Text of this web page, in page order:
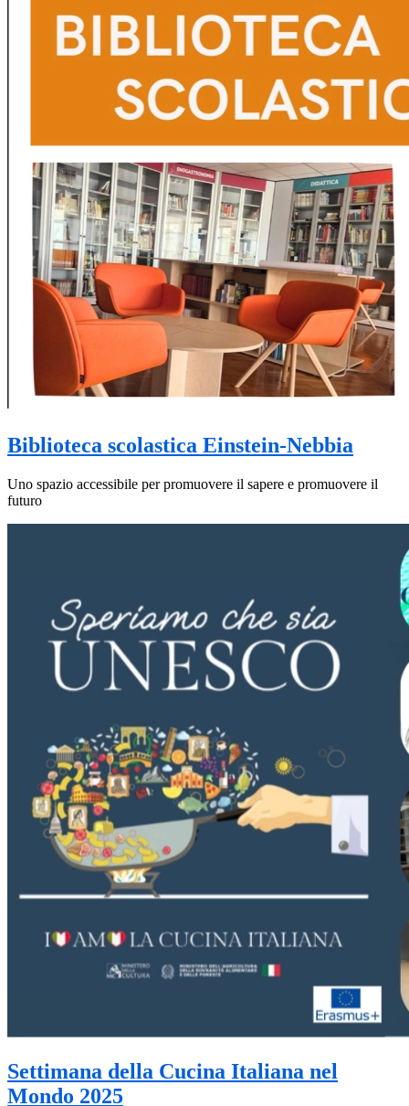
Biblioteca scolastica Einstein-Nebbia
Uno spazio accessibile per promuovere il sapere e promuovere il
futuro
Settimana della Cucina Italiana nel
Mondo 2025